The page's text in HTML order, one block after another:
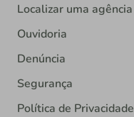
Localizar uma agência
Ouvidoria
Denúncia
Segurança
Política de Privacidade